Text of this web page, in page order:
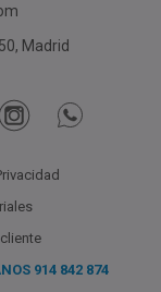
Madrid
914 842 874